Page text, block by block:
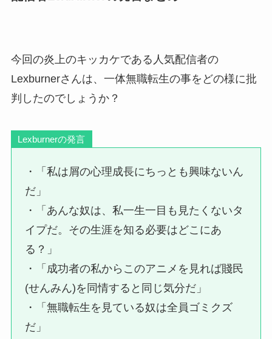
今回の炎上のキッカケである人気配信者の
Lexburnerさんは、一体無職転生の事をどの様に批
判したのでしょうか？
Lexburnerの発言
・「私は屑の心理成長にちっとも興味ないん
だ」
・「あんな奴は、私一生一目も見たくないタ
イプだ。その生涯を知る必要はどこにあ
る？」
・「成功者の私からこのアニメを見れば賤民
(せんみん)を同情すると同じ気分だ」
・「無職転生を見ている奴は全員ゴミクズ
だ」